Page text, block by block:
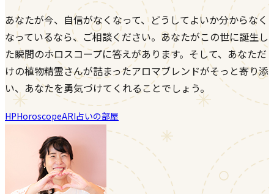
あなたが今、自信がなくなって、どうしてよいか分からなく
なっているなら、ご相談ください。あなたがこの世に誕生し
た瞬間のホロスコープに答えがあります。そして、あなただ
けの植物精霊さんが詰まったアロマブレンドがそっと寄り添
い、あなたを勇気づけてくれることでしょう。
HPHoroscopeARI占いの部屋